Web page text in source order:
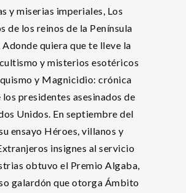
y miserias imperiales, Los
de los reinos de la Península
quiera que te lleve la
y misterios esotéricos
y Magnicidio: crónica
los presidentes asesinados de
Unidos. En septiembre del
ensayo Héroes, villanos y
insignes al servicio
obtuvo el Premio Algaba,
galardón que otorga Ámbito